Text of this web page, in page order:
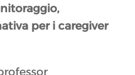
per i caregiver